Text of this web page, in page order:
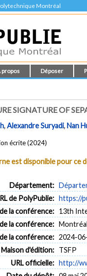
Montréal
propos Déposer
SIGNATURE OF
,Alexandre Suryadi,Nan
écrite (2024)
est disponible pour ce
Département:
de PolyPublie: https://
la conférence: 13th
la conférence:
la conférence: 2024-
Maison d'édition: TSFP
URL officielle: http://